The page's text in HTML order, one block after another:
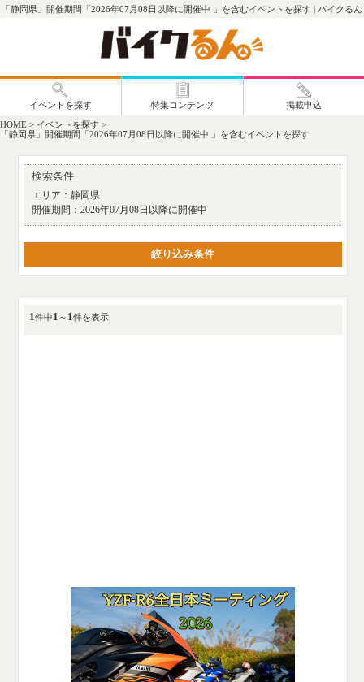
「静岡県」開催期間「2026年07月08日以降に開催中 」を含むイベントを探す | バイクるん
HOME > イベントを探す >
「静岡県」開催期間「2026年07月08日以降に開催中 」を含むイベントを探す
検索条件
エリア：静岡県
開催期間：2026年07月08日以降に開催中
絞り込み条件
1件中1 ～ 1件を表示